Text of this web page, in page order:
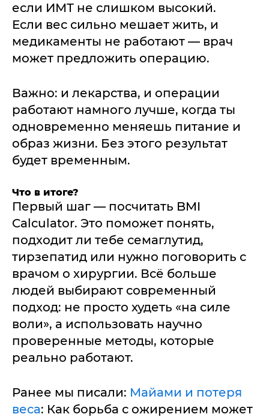
если ИМТ не слишком высокий.
Если вес сильно мешает жить, и
медикаменты не работают — врач
может предложить операцию.
Важно: и лекарства, и операции
работают намного лучше, когда ты
одновременно меняешь питание и
образ жизни. Без этого результат
будет временным.
Что в итоге?
Первый шаг — посчитать BMI
Calculator. Это поможет понять,
подходит ли тебе семаглутид,
тирзепатид или нужно поговорить с
врачом о хирургии. Всё больше
людей выбирают современный
подход: не просто худеть «на силе
воли», а использовать научно
проверенные методы, которые
реально работают.
Ранее мы писали: Майами и потеря
веса: Как борьба с ожирением может